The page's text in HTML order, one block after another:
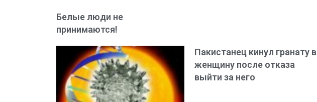
Белые люди не
принимаются!
Пакистанец кинул гранату в
женщину после отказа
выйти за него